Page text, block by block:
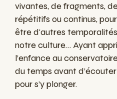
vivantes, de fragments,
répétitifs ou continus,
être d'autres
notre culture… Ayant
l’enfance au
du temps avant d’écouter
pour s’y plonger.